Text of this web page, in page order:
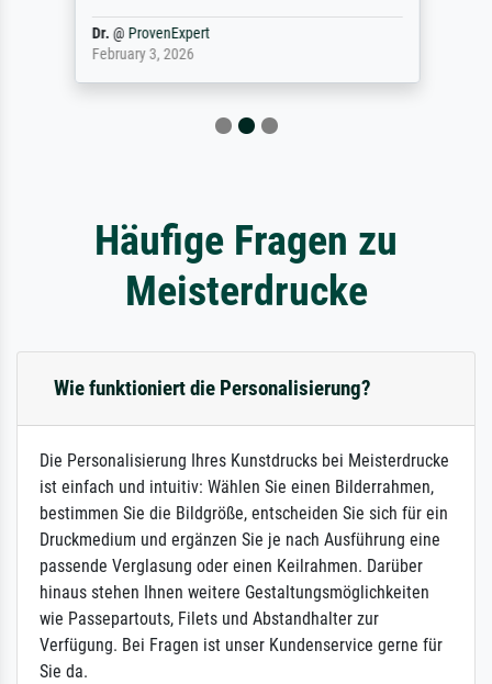
Dr.@ ProvenExpert
February 3, 2026
Häufige Fragen zu
Meisterdrucke
Wie funktioniert die Personalisierung?
Die Personalisierung Ihres Kunstdrucks bei Meisterdrucke
ist einfach und intuitiv: Wählen Sie einen Bilderrahmen,
bestimmen Sie die Bildgröße, entscheiden Sie sich für ein
Druckmedium und ergänzen Sie je nach Ausführung eine
passende Verglasung oder einen Keilrahmen. Darüber
hinaus stehen Ihnen weitere Gestaltungsmöglichkeiten
wie Passepartouts, Filets und Abstandhalter zur
Verfügung. Bei Fragen ist unser Kundenservice gerne für
Sie da.